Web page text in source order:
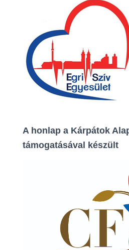
A honlap a Kárpátok
támogatásával készült